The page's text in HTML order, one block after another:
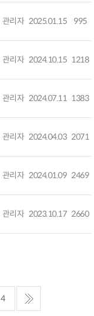
관리자 2025.01.15 995
관리자 2024.10.15 1218
관리자 2024.07.11 1383
관리자 2024.04.03 2071
관리자 2024.01.09 2469
관리자 2023.10.17 2660
4